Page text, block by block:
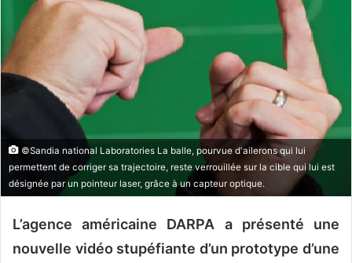
c
o
u
r
e
l
©Sandia national Laboratories La balle, pourvue d'ailerons qui lui
permettent de corriger sa trajectoire, reste verrouillée sur la cible qui lui est
désignée par un pointeur laser, grâce à un capteur optique.
L’agence américaine DARPA a présenté une
nouvelle vidéo stupéfiante d’un prototype d’une